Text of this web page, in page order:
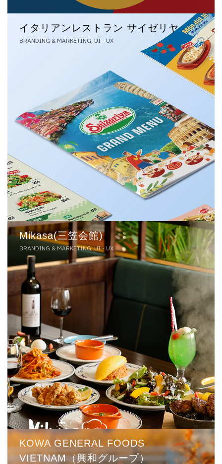
イタリアンレストラン サイゼリヤ
BRANDING & MARKETING, UI - UX
Mikasa(三笠会館)
BRANDING & MARKETING, UI - UX
KOWA GENERAL FOODS
VIETNAM（興和グループ）